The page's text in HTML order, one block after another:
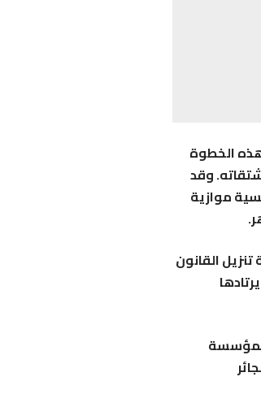
الخطوة
وقد
موازية
القانون